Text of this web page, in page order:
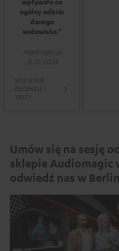
ogólny odbiór
danego
widowiska.”
miastogier.pl
31.01.2024
WSZYSTKIE
RECENZJE I
TESTY
Umów się na sesję
sklepie Audiomagic
odwiedź nas w